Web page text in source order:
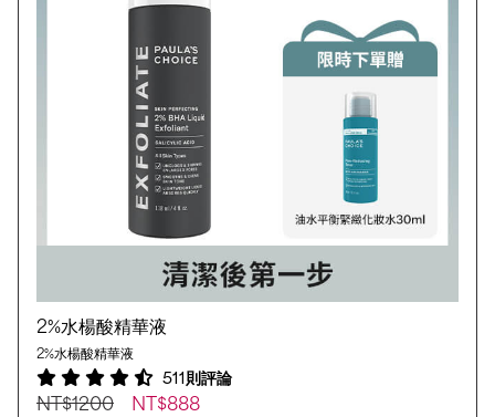
2%水楊酸精華液
2%水楊酸精華液
511則評論
NT$1200
NT$888